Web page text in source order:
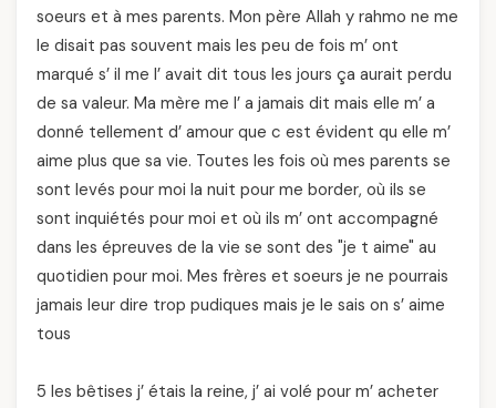
soeurs et à mes parents. Mon père Allah y rahmo ne me
le disait pas souvent mais les peu de fois m’ ont
marqué s’ il me l’ avait dit tous les jours ça aurait perdu
de sa valeur. Ma mère me l’ a jamais dit mais elle m’ a
donné tellement d’ amour que c est évident qu elle m’
aime plus que sa vie. Toutes les fois où mes parents se
sont levés pour moi la nuit pour me border, où ils se
sont inquiétés pour moi et où ils m’ ont accompagné
dans les épreuves de la vie se sont des "je t aime" au
quotidien pour moi. Mes frères et soeurs je ne pourrais
jamais leur dire trop pudiques mais je le sais on s’ aime
tous
5 les bêtises j’ étais la reine, j’ ai volé pour m’ acheter